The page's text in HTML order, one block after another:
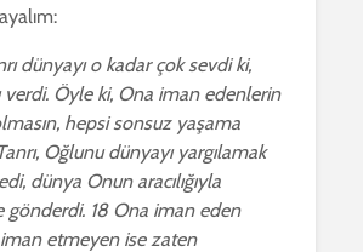
dünyayı o kadar çok sevdi ki,
verdi. Öyle ki, Ona iman edenlerin
hepsi sonsuz yaşama
Oğlunu dünyayı yargılamak
dünya Onun aracılığıyla
gönderdi. 18 Ona iman eden
iman etmeyen ise zaten